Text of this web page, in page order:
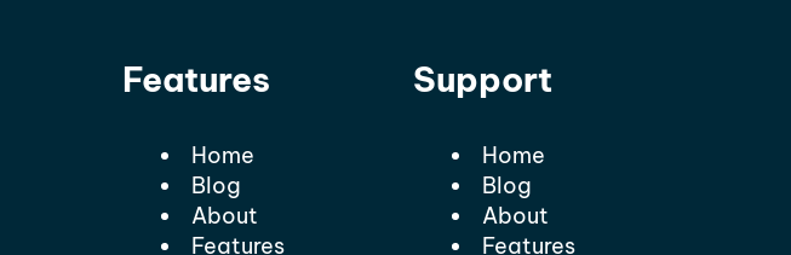
Features
Home
Blog
About
Features
Support
Home
Blog
About
Features